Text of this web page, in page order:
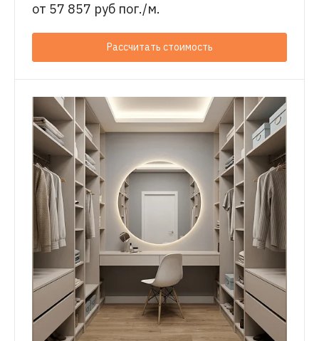
от 57 857 руб пог./м.
Рассчитать стоимость